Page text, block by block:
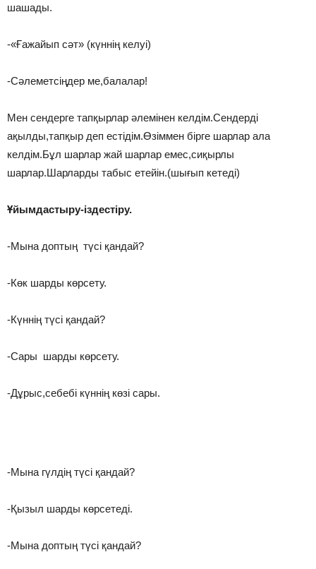
шашады.
-«Ғажайып сәт» (күннің келуі)
-Сәлеметсіңдер ме,балалар!
Мен сендерге тапқырлар әлемінен келдім.Сендерді
ақылды,тапқыр деп естідім.Өзіммен бірге шарлар ала
келдім.Бұл шарлар жай шарлар емес,сиқырлы
шарлар.Шарларды табыс етейін.(шығып кетеді)
Ұйымдастыру-іздестіру.
-Мына доптың түсі қандай?
-Көк шарды көрсету.
-Күннің түсі қандай?
-Сары шарды көрсету.
-Дұрыс,себебі күннің көзі сары.
-Мына гүлдің түсі қандай?
-Қызыл шарды көрсетеді.
-Мына доптың түсі қандай?